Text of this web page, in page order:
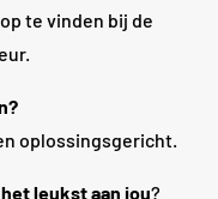
te vinden bij de
oplossingsgericht.
leukst aan jou?